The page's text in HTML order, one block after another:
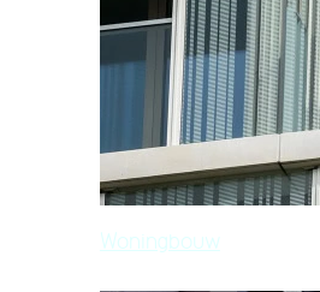
Woningbouw